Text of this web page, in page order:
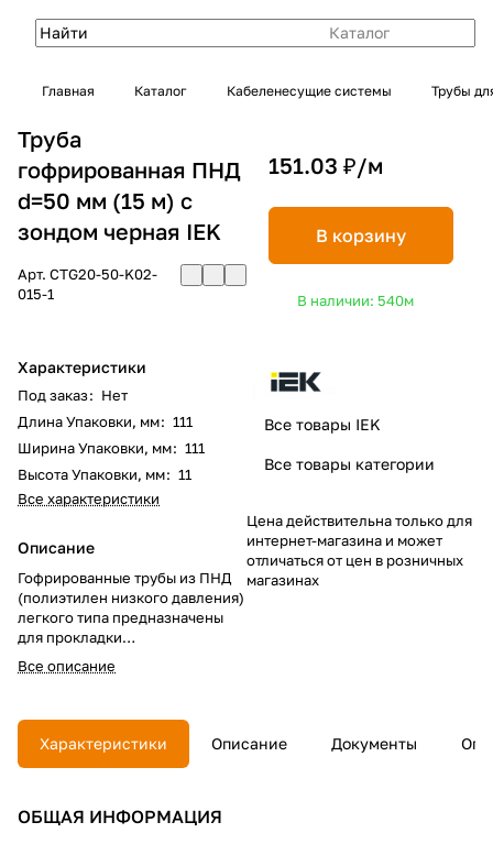
Каталог
Главная Каталог Кабеленесущие системы Трубы
Труба
гофрированная ПНД
d=50 мм (15 м) с
зондом черная IEK
Арт. CTG20-50-K02-
015-1
Характеристики
Под заказ: Нет
Длина Упаковки, мм: 111
Ширина Упаковки, мм: 111
Высота Упаковки, мм: 11
Все характеристики
Описание
Гофрированные трубы из ПНД
(полиэтилен низкого давления)
легкого типа предназначены
для прокладки
информационных силовых и
слаботочных электрических
офисах и жилых помещениях,
производственных и
административных зданиях,
строительстве или
Все описание
151.03 ₽/м
В корзину
В наличии: 540м
Все товары IEK
Все товары категории
Цена действительна только для
интернет-магазина и может
отличаться от цен в розничных
магазинах
Характеристики Описание Документы
ОБЩАЯ ИНФОРМАЦИЯ